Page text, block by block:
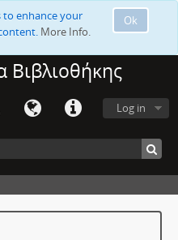
Ok
to enhance your
More Info.
Βιβλιοθήκης
Log in